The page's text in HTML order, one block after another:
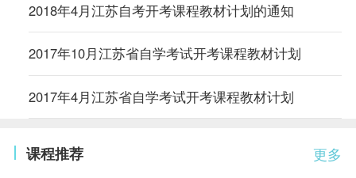
2018年4月江苏自考开考课程教材计划的通知
2017年10月江苏省自学考试开考课程教材计划
2017年4月江苏省自学考试开考课程教材计划
更多
课程推荐